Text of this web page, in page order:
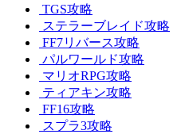
TGS攻略
ステラーブレイド攻略
FF7リバース攻略
パルワールド攻略
マリオRPG攻略
ティアキン攻略
FF16攻略
スプラ3攻略